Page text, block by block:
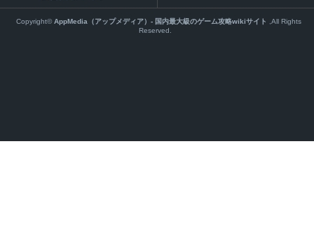
Copyright©AppMedia（アップメディア）- 国内最大級のゲーム攻略wikiサイト ,All Rights
Reserved.